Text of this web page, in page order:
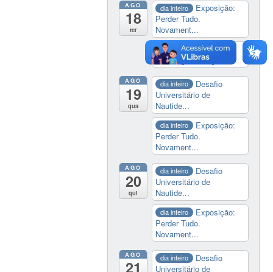
AGO
18
ter
dia inteiro
Exposição:
Perder Tudo.
Novament...
14:00 Soberania
tecnológica e digital
AGO
19
qua
dia inteiro
Desafio
Universitário de
Nautide...
dia inteiro
Exposição:
Perder Tudo.
Novament...
AGO
20
qui
dia inteiro
Desafio
Universitário de
Nautide...
dia inteiro
Exposição:
Perder Tudo.
Novament...
AGO
21
dia inteiro
Desafio
Universitário de